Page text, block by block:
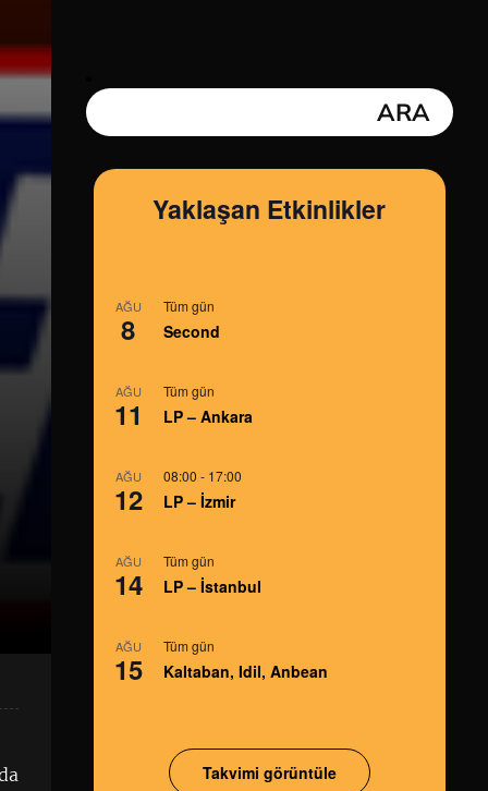
Yaklaşan Etkinlikler
AĞU
8
Tüm gün
Second
AĞU
11
Tüm gün
LP – Ankara
AĞU
12
08:00 - 17:00
LP – İzmir
AĞU
14
Tüm gün
LP – İstanbul
AĞU
15
Tüm gün
Kaltaban, Idil, Anbean
Takvimi görüntüle